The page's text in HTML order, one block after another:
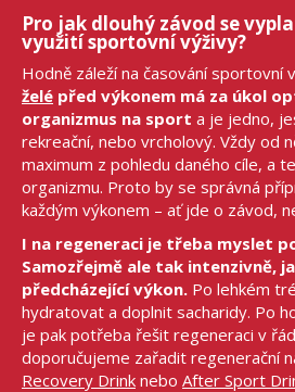
Pro jak dlouhý závod se
využití sportovní výživy?
Hodně záleží na časování sportovní
želé před výkonem má za úkol
organizmus na sport a je jedno,
rekreační, nebo vrcholový. Vždy od
maximum z pohledu daného cíle, a
organizmu. Proto by se správná
každým výkonem – ať jde o závod,
I na regeneraci je třeba myslet
Samozřejmě ale tak intenzivně,
předcházející výkon. Po lehkém
hydratovat a doplnit sacharidy. Po
je pak potřeba řešit regeneraci v
doporučujeme zařadit regenerační
Recovery Drink nebo After Sport